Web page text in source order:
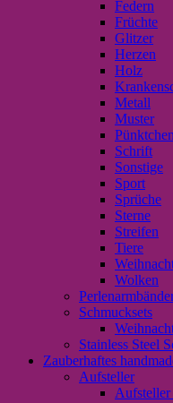
Federn
Früchte
Glitzer
Herzen
Holz
Metall
Muster
Pünktchen
Schrift
Sonstige
Sport
Sprüche
Sterne
Streifen
Tiere
Wolken
Schmucksets
Stainless Steel
Zauberhaftes
Aufsteller